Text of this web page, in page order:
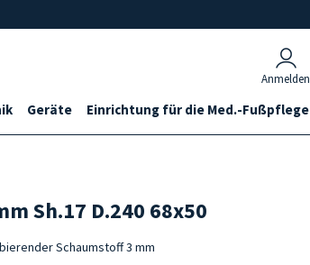
Anmelden
Geräte Einrichtung für die Med.-Fußpflege
Sh.17 D.240 68x50
Schaumstoff 3 mm